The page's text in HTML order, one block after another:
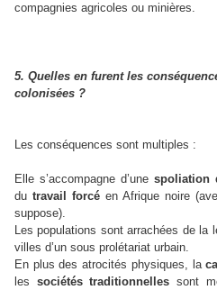
compagnies agricoles ou minières.
5. Quelles en furent les
colonisées ?
Les conséquences sont multiples :
Elle s’accompagne d’une spoliation
du travail forcé en Afrique noire
suppose).
Les populations sont arrachées de la
villes d’un sous prolétariat urbain.
En plus des atrocités physiques, la
les sociétés traditionnelles sont